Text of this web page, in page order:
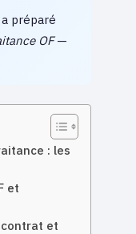
préparé
OF—
: les
et
et